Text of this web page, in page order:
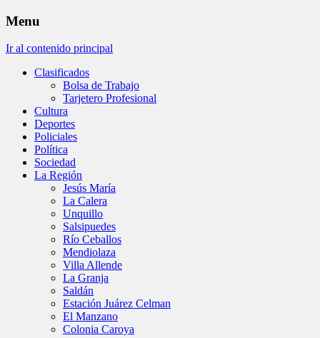
Menu
Ir al contenido principal
Clasificados
Bolsa de Trabajo
Tarjetero Profesional
Cultura
Deportes
Policiales
Política
Sociedad
La Región
Jesús María
La Calera
Unquillo
Salsipuedes
Río Ceballos
Mendiolaza
Villa Allende
La Granja
Saldán
Estación Juárez Celman
El Manzano
Colonia Caroya